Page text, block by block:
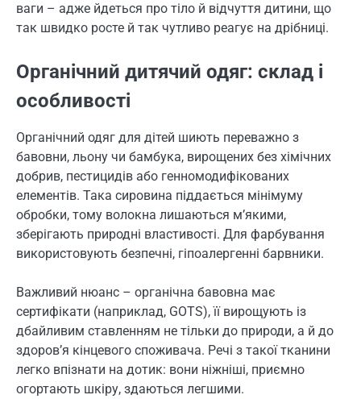
ваги – адже йдеться про тіло й відчуття дитини, що
так швидко росте й так чутливо реагує на дрібниці.
Органічний дитячий одяг: склад і
особливості
Органічний одяг для дітей шиють переважно з
бавовни, льону чи бамбука, вирощених без хімічних
добрив, пестицидів або генномодифікованих
елементів. Така сировина піддається мінімуму
обробки, тому волокна лишаються м’якими,
зберігають природні властивості. Для фарбування
використовують безпечні, гіпоалергенні барвники.
Важливий нюанс – органічна бавовна має
сертифікати (наприклад, GOTS), її вирощують із
дбайливим ставленням не тільки до природи, а й до
здоров’я кінцевого споживача. Речі з такої тканини
легко впізнати на дотик: вони ніжніші, приємно
огортають шкіру, здаються легшими.